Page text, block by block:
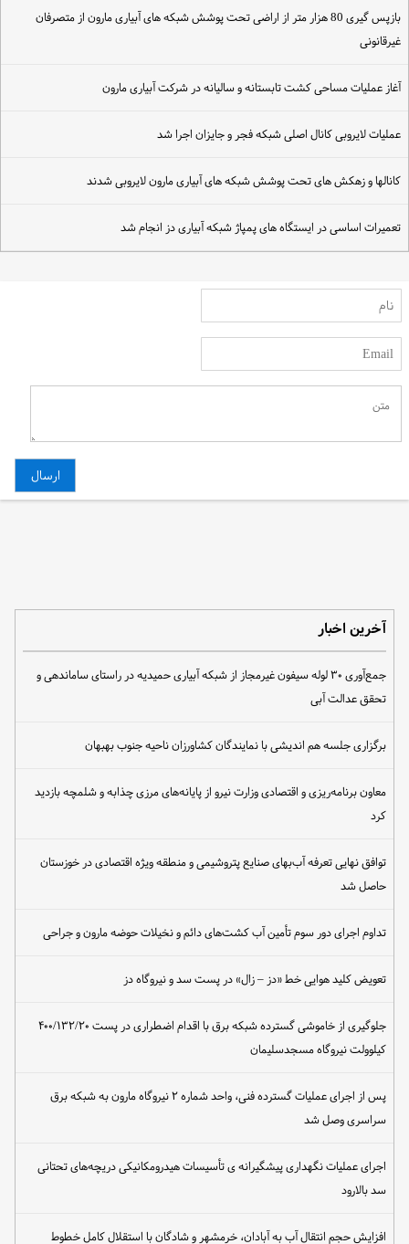
بازپس گیری 80 هزار متر از اراضی تحت پوشش شبکه های آبیاری مارون از متصرفان
غیرقانونی
آغاز عملیات مساحی کشت تابستانه و سالیانه در شرکت آبیاری مارون
عملیات لایروبی کانال اصلی شبکه فجر و جایزان اجرا شد
کانالها و زهکش های تحت پوشش شبکه های آبیاری مارون لایروبی شدند
تعمیرات اساسی در ایستگاه های پمپاژ شبکه آبیاری دز انجام شد
آخرین اخبار
جمع‌آوری ۳۰ لوله سیفون غیرمجاز از شبکه آبیاری حمیدیه در راستای ساماندهی و
تحقق عدالت آبی
برگزاری جلسه هم اندیشی با نمایندگان کشاورزان ناحیه جنوب بهبهان
معاون برنامه‌ریزی و اقتصادی وزارت نیرو از پایانه‌های مرزی چذابه و شلمچه بازدید
کرد
توافق نهایی تعرفه آب‌بهای صنایع پتروشیمی و منطقه ویژه اقتصادی در خوزستان
حاصل شد
تداوم اجرای دور سوم تأمین آب کشت‌های دائم و نخیلات حوضه مارون و جراحی
تعویض کلید هوایی خط «دز – زال» در پست سد و نیروگاه دز
جلوگیری از خاموشی گسترده شبکه برق با اقدام اضطراری در پست ۴۰۰/۱۳۲/۲۰
کیلوولت نیروگاه مسجدسلیمان
پس از اجرای عملیات گسترده فنی، واحد شماره ۲ نیروگاه مارون به شبکه برق
سراسری وصل شد
اجرای عملیات نگهداری پیشگیرانه ی تأسیسات هیدرومکانیکی دریچه‌های تحتانی
سد بالارود
افزایش حجم انتقال آب به آبادان، خرمشهر و شادگان با استقلال کامل خطوط